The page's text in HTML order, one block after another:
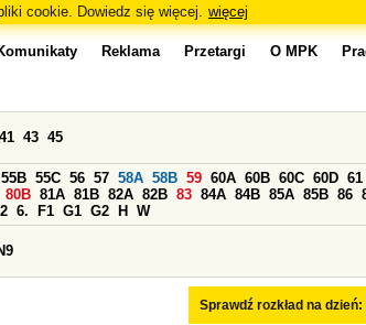
cookie. Dowiedz się więcej. więcej
Reklama Przetargi O MPK
Sprawdź rozkład na dzień:
41 43 45
55B 55C 56 57 58A 58B 59 60A 60B 60C 60D 61
80B 81A 81B 82A 82B 83 84A 84B 85A 85B 86
6. F1 G1 G2 H W